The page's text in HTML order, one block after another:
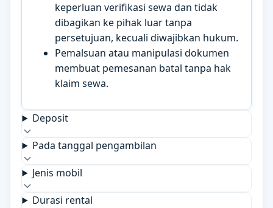
keperluan verifikasi sewa dan tidak
dibagikan ke pihak luar tanpa
persetujuan, kecuali diwajibkan hukum.
Pemalsuan atau manipulasi dokumen
membuat pemesanan batal tanpa hak
klaim sewa.
Deposit
Pada tanggal pengambilan
Jenis mobil
Durasi rental